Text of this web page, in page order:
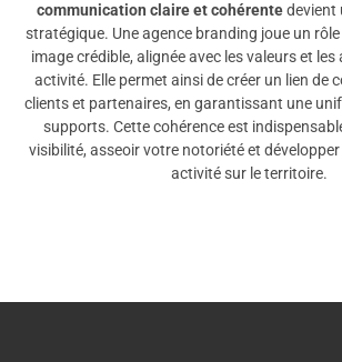
communication claire et cohérentedevient
stratégique. Une agence branding joue un
image crédible, alignée avec les valeurs et
activité. Elle permet ainsi de créer un lien de
clients et partenaires, en garantissant une
supports. Cette cohérence est
visibilité, asseoir votre notoriété et
activité sur le territoire.